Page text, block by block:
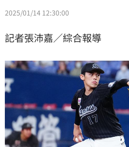
2025/01/14 12:30:00
記者張沛嘉／綜合報導